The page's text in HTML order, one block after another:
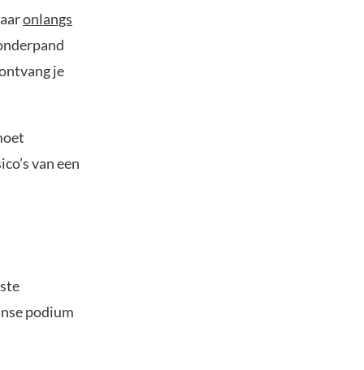
onlangs
je
van een
podium